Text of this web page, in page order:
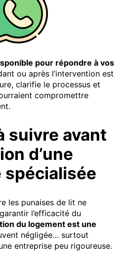
pour répondre à vos
ou après l’intervention est
clarifie le processus et
compromettre
suivre avant
d’une
les punaises de lit ne
l’efficacité du
du logement est une
négligée… surtout
entreprise peu rigoureuse.